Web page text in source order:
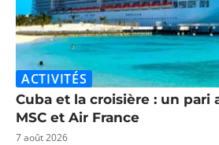
ACTIVITÉS
Cuba et la croisière : un pari
MSC et Air France
7 août 2026